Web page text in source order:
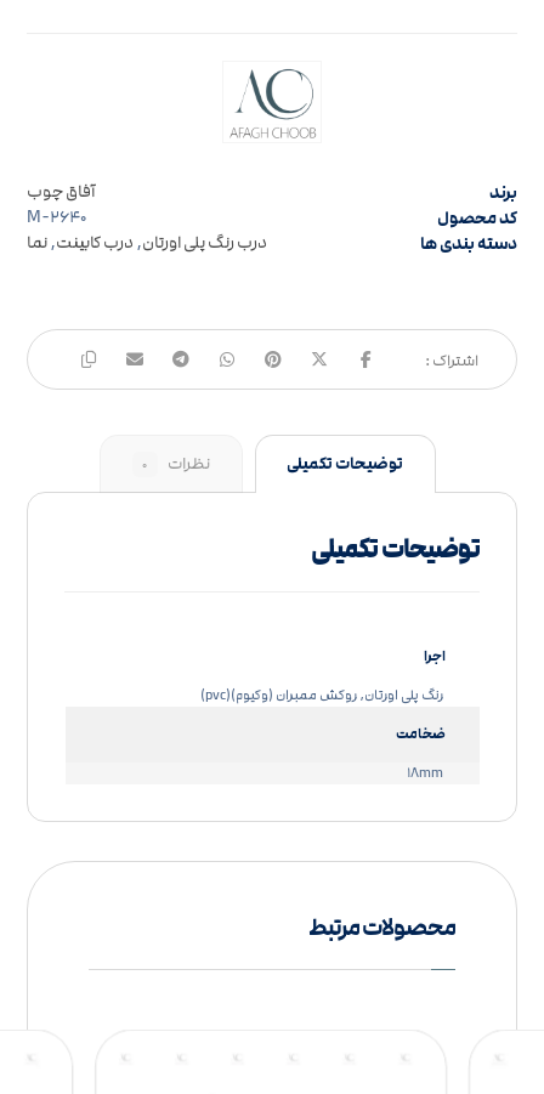
برند آفاق چوب
کد محصول M-۲۶۴۰
دسته بندی ها درب رنگ پلی اورتان, درب کابینت,نما
توضیحات تکمیلی نظرات ۰
توضیحات تکمیلی
اجرا
رنگ پلی اورتان, روکش ممبران (وکیوم)(pvc)
ضخامت
۱۸mm
محصولات مرتبط